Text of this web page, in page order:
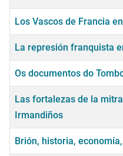
Los Vascos de Francia
La represión franquista
Os documentos do
Las fortalezas de la
Irmandiños
Brión, historia,